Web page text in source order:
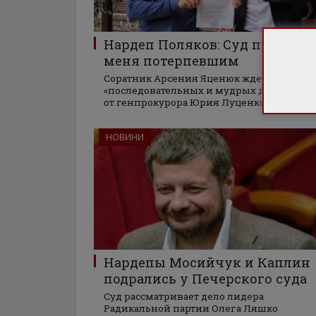
Нардеп Поляков: Суд признал
меня потерпевшим
Соратник Арсения Яценюк ждет
«последовательных и мудрых действий»
от генпрокурора Юрия Луценко
НОВИНИ
Нардепы Мосийчук и Каплин
подрались у Печерского суда
Суд рассматривает дело лидера
Радикальной партии Олега Ляшко